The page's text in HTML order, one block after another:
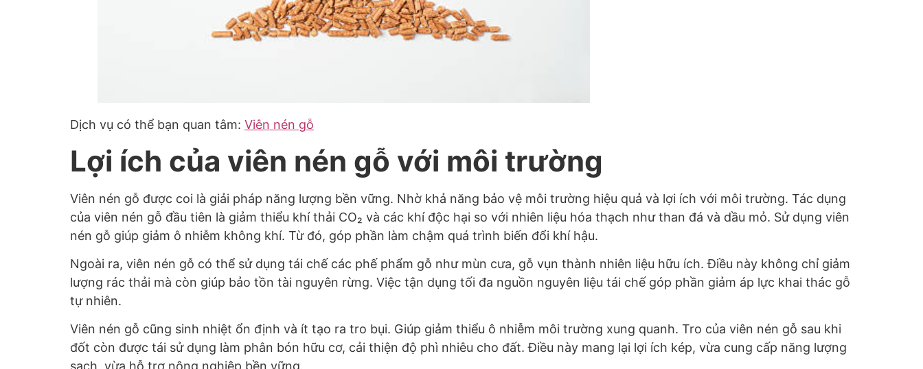
Dịch vụ có thể bạn quan tâm: Viên nén gỗ
Lợi ích của viên nén gỗ với môi trường
Viên nén gỗ được coi là giải pháp năng lượng bền vững. Nhờ khả năng bảo vệ môi trường hiệu quả và lợi ích với môi trường. Tác dụng
của viên nén gỗ đầu tiên là giảm thiểu khí thải CO₂ và các khí độc hại so với nhiên liệu hóa thạch như than đá và dầu mỏ. Sử dụng viên
nén gỗ giúp giảm ô nhiễm không khí. Từ đó, góp phần làm chậm quá trình biến đổi khí hậu.
Ngoài ra, viên nén gỗ có thể sử dụng tái chế các phế phẩm gỗ như mùn cưa, gỗ vụn thành nhiên liệu hữu ích. Điều này không chỉ giảm
lượng rác thải mà còn giúp bảo tồn tài nguyên rừng. Việc tận dụng tối đa nguồn nguyên liệu tái chế góp phần giảm áp lực khai thác gỗ
tự nhiên.
Viên nén gỗ cũng sinh nhiệt ổn định và ít tạo ra tro bụi. Giúp giảm thiểu ô nhiễm môi trường xung quanh. Tro của viên nén gỗ sau khi
đốt còn được tái sử dụng làm phân bón hữu cơ, cải thiện độ phì nhiêu cho đất. Điều này mang lại lợi ích kép, vừa cung cấp năng lượng